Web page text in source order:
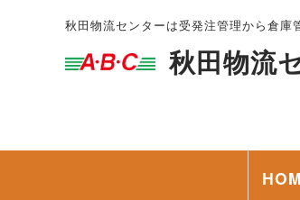
秋田物流センターは受発注管理から倉
秋田物流